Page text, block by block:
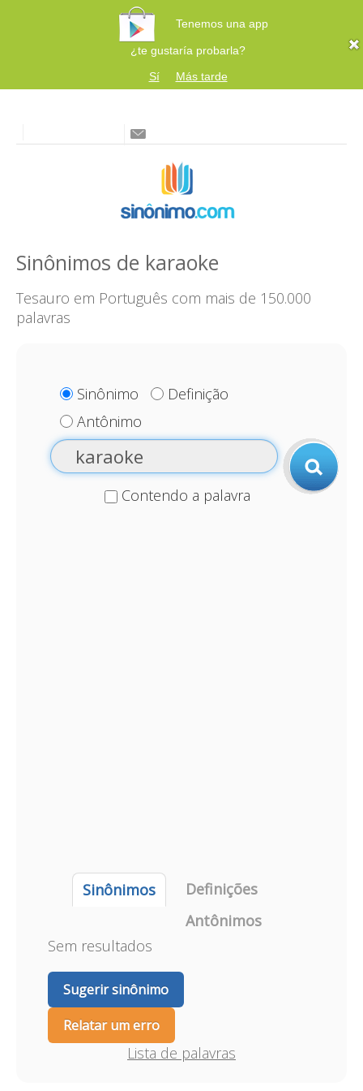
Tenemos una app
¿te gustaría probarla?
Sí
Más tarde
Sinônimos de karaoke
Tesauro em Português com mais de 150.000
palavras
Sinônimo
Definição
Antônimo
Contendo a palavra
Sinônimos
Definições
Antônimos
Sem resultados
Sugerir sinônimo
Relatar um erro
Lista de palavras